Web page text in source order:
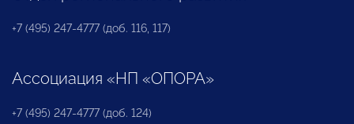
+7 (495) 247-4777 (доб. 116, 117)
Ассоциация «НП «ОПОРА»
+7 (495) 247-4777 (доб. 124)